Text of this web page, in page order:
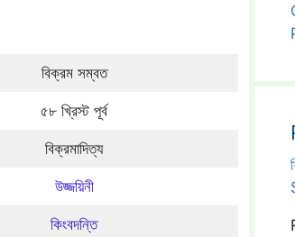
বিক্রম সম্বত
৫৮ খ্রিস্ট পূর্ব
বিক্রমাদিত্য
উজ্জয়িনী
কিংবদন্তি